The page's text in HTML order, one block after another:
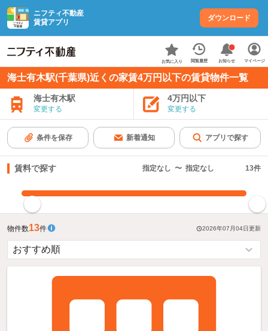
ニフティ不動産
賃貸アプリ
ダウンロード
お気に入り 閲覧履歴 お知らせ マイページ
海士有木駅(千葉県)近くの家賃4万円以下の賃貸物件一覧
海士有木駅
変更する
4万円以下
変更する
条件を保存 新着通知 アプリで探す
賃料で探す 指定なし 〜 指定なし 13件
物件数13件 2026年07月04日更新